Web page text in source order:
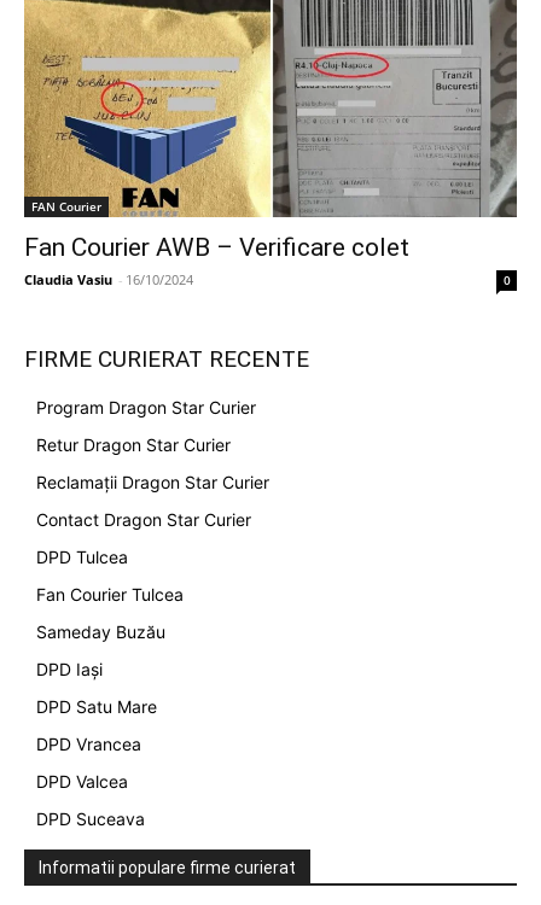
FAN Courier
Fan Courier AWB – Verificare colet
Claudia Vasiu - 16/10/2024 0
FIRME CURIERAT RECENTE
Program Dragon Star Curier
Retur Dragon Star Curier
Reclamații Dragon Star Curier
Contact Dragon Star Curier
DPD Tulcea
Fan Courier Tulcea
Sameday Buzău
DPD Iași
DPD Satu Mare
DPD Vrancea
DPD Valcea
DPD Suceava
Informatii populare firme curierat